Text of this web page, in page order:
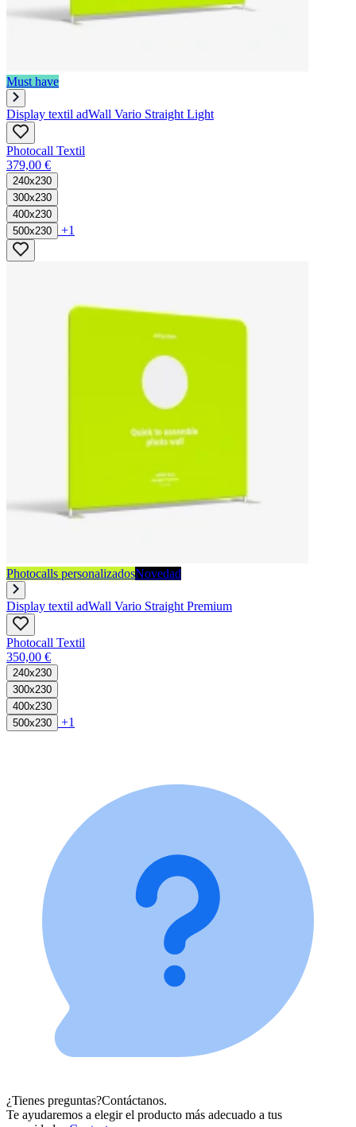
Must have
Display textil adWall Vario Straight Light
Photocall Textil
379,00 €
240x230
300x230
400x230
500x230
+1
Photocalls personalizadosNovedad
Display textil adWall Vario Straight Premium
Photocall Textil
350,00 €
240x230
300x230
400x230
500x230
+1
¿Tienes preguntas?Contáctanos.
Te ayudaremos a elegir el producto más adecuado a tus